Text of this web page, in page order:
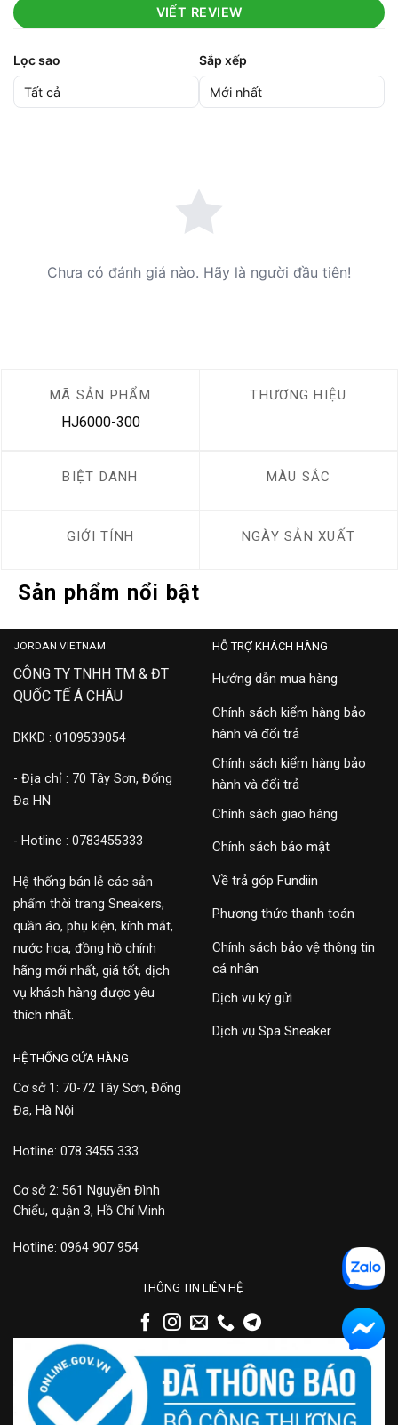
VIẾT REVIEW
Lọc sao Sắp xếp
Chưa có đánh giá nào. Hãy là người đầu tiên!
MÃ SẢN PHẨM
HJ6000-300
THƯƠNG HIỆU
BIỆT DANH MÀU SẮC
GIỚI TÍNH NGÀY SẢN XUẤT
Sản phẩm nổi bật
JORDAN VIETNAM
CÔNG TY TNHH TM & ĐT
QUỐC TẾ Á CHÂU
DKKD : 0109539054
- Địa chỉ : 70 Tây Sơn, Đống
Đa HN
- Hotline : 0783455333
Hệ thống bán lẻ các sản
phẩm thời trang Sneakers,
quần áo, phụ kiện, kính mắt,
nước hoa, đồng hồ chính
hãng mới nhất, giá tốt, dịch
vụ khách hàng được yêu
thích nhất.
HỖ TRỢ KHÁCH HÀNG
Hướng dẫn mua hàng
Chính sách kiểm hàng bảo
hành và đổi trả
Chính sách kiểm hàng bảo
hành và đổi trả
Chính sách giao hàng
Chính sách bảo mật
Về trả góp Fundiin
Phương thức thanh toán
Chính sách bảo vệ thông tin
cá nhân
Dịch vụ ký gửi
Dịch vụ Spa Sneaker
HỆ THỐNG CỬA HÀNG
Cơ sở 1: 70-72 Tây Sơn, Đống
Đa, Hà Nội
Hotline: 078 3455 333
Cơ sở 2: 561 Nguyễn Đình
Chiểu, quận 3, Hồ Chí Minh
Hotline: 0964 907 954
THÔNG TIN LIÊN HỆ